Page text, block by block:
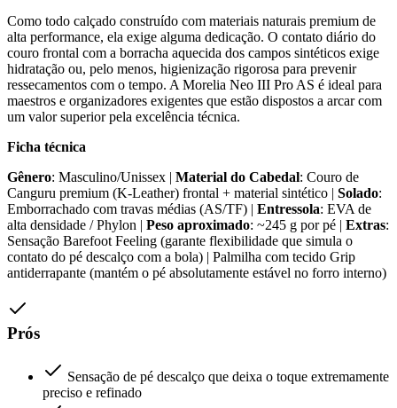
Como todo calçado construído com materiais naturais premium de
alta performance, ela exige alguma dedicação. O contato diário do
couro frontal com a borracha aquecida dos campos sintéticos exige
hidratação ou, pelo menos, higienização rigorosa para prevenir
ressecamentos com o tempo. A Morelia Neo III Pro AS é ideal para
maestros e organizadores exigentes que estão dispostos a arcar com
um valor superior pela excelência técnica.
Ficha técnica
Gênero: Masculino/Unissex | Material do Cabedal: Couro de
Canguru premium (K-Leather) frontal + material sintético | Solado:
Emborrachado com travas médias (AS/TF) | Entressola: EVA de
alta densidade / Phylon | Peso aproximado: ~245 g por pé | Extras:
Sensação Barefoot Feeling (garante flexibilidade que simula o
contato do pé descalço com a bola) | Palmilha com tecido Grip
antiderrapante (mantém o pé absolutamente estável no forro interno)
Prós
Sensação de pé descalço que deixa o toque extremamente
preciso e refinado